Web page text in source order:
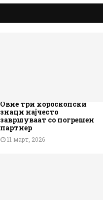
Овие три хороскопски
знаци најчесто
завршуваат со погрешен
партнер
11 март, 2026